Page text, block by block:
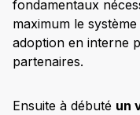
fondamentaux
maximum le
adoption en interne
partenaires.
Ensuite à débuté un